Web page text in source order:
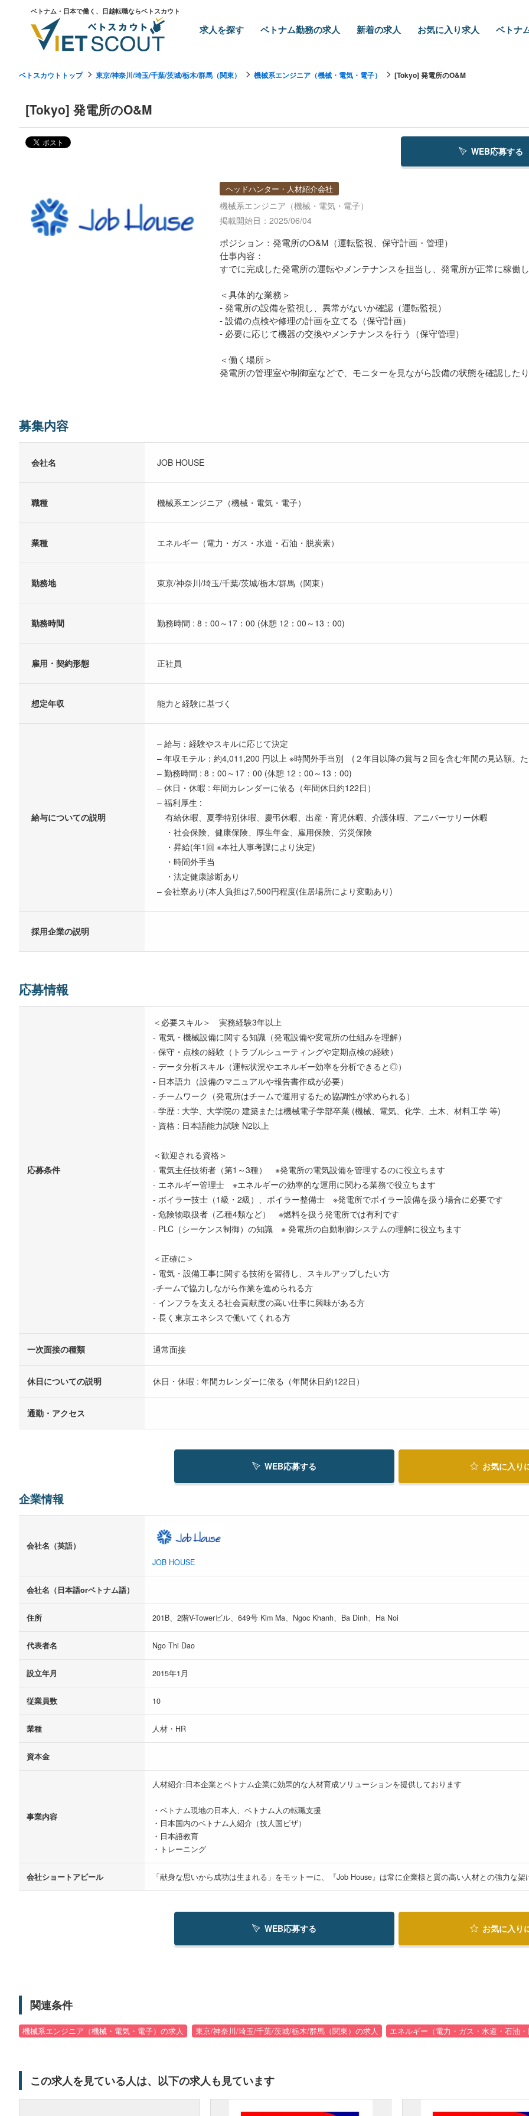
ベトナム・日本で働く、日越転職ならベトスカウト
求人を探す ベトナム勤務の求人 新着の求人 お気に入り求人 ベトナ
ベトスカウトトップ 東京/神奈川/埼玉/千葉/茨城/栃木/群馬（関東） 機械系エンジニア（機械・電気・電子） [Tokyo] 発電所のO&M
[Tokyo] 発電所のO&M
WEB応募する
ヘッドハンター・人材紹介会社
機械系エンジニア（機械・電気・電子）
掲載開始日：2025/06/04
ポジション：発電所のO&M（運転監視、保守計画・管理）
仕事内容：
すでに完成した発電所の運転やメンテナンスを担当し、発電所が正常に稼働
＜具体的な業務＞
- 発電所の設備を監視し、異常がないか確認（運転監視）
- 設備の点検や修理の計画を立てる（保守計画）
- 必要に応じて機器の交換やメンテナンスを行う（保守管理）
＜働く場所＞
発電所の管理室や制御室などで、モニターを見ながら設備の状態を確認した
募集内容
会社名 JOB HOUSE
職種 機械系エンジニア（機械・電気・電子）
業種 エネルギー（電力・ガス・水道・石油・脱炭素）
勤務地 東京/神奈川/埼玉/千葉/茨城/栃木/群馬（関東）
勤務時間 勤務時間 : 8：00～17：00 (休憩 12：00～13：00)
雇用・契約形態 正社員
想定年収 能力と経験に基づく
給与についての説明
– 給与：経験やスキルに応じて決定
– 年収モテル：約4,011,200 円以上 ※時間外手当別 (２年目以降の賞与２回を含む年間の見込額。
– 勤務時間 : 8：00～17：00 (休憩 12：00～13：00)
– 休日・休暇 : 年間カレンダーに依る（年間休日約122日）
– 福利厚生 :
有給休暇、夏季特別休暇、慶弔休暇、出産・育児休暇、介護休暇、アニバーサリー休暇
・社会保険、健康保険、厚生年金、雇用保険、労災保険
・昇給(年1回 ※本社人事考課により決定)
・時間外手当
・法定健康診断あり
– 会社寮あり(本人負担は7,500円程度(住居場所により変動あり)
採用企業の説明
応募情報
応募条件
＜必要スキル＞ 実務経験3年以上
- 電気・機械設備に関する知識（発電設備や変電所の仕組みを理解）
- 保守・点検の経験（トラブルシューティングや定期点検の経験）
- データ分析スキル（運転状況やエネルギー効率を分析できると◎）
- 日本語力（設備のマニュアルや報告書作成が必要）
- チームワーク（発電所はチームで運用するため協調性が求められる）
- 学歴 : 大学、大学院の 建築または機械電子学部卒業 (機械、電気、化学、土木、材料工学 等)
- 資格 : 日本語能力試験 N2以上
＜歓迎される資格＞
- 電気主任技術者（第1～3種） ※発電所の電気設備を管理するのに役立ちます
- エネルギー管理士 ※エネルギーの効率的な運用に関わる業務で役立ちます
- ボイラー技士（1級・2級）、ボイラー整備士 ※発電所でボイラー設備を扱う場合に必要です
- 危険物取扱者（乙種4類など） ※燃料を扱う発電所では有利です
- PLC（シーケンス制御）の知識 ※ 発電所の自動制御システムの理解に役立ちます
＜正確に＞
- 電気・設備工事に関する技術を習得し、スキルアップしたい方
-チームで協力しながら作業を進められる方
- インフラを支える社会貢献度の高い仕事に興味がある方
- 長く東京エネシスで働いてくれる方
一次面接の種類 通常面接
休日についての説明 休日・休暇 : 年間カレンダーに依る（年間休日約122日）
通勤・アクセス
WEB応募する お気に入り
企業情報
会社名（英語）
JOB HOUSE
会社名（日本語orベトナム語）
住所 201B、2階V-Towerビル、649号 Kim Ma、Ngoc Khanh、Ba Dinh、Ha Noi
代表者名 Ngo Thi Dao
設立年月 2015年1月
従業員数 10
業種 人材・HR
資本金
事業内容
人材紹介:日本企業とベトナム企業に効果的な人材育成ソリューションを提供しております
・ベトナム現地の日本人、ベトナム人の転職支援
・日本国内のベトナム人紹介（技人国ビザ）
・日本語教育
・トレーニング
会社ショートアピール 「献身な思いから成功は生まれる」をモットーに、『Job House』は常に企業様と質の高い人材との強力な
WEB応募する お気に入り
関連条件
機械系エンジニア（機械・電気・電子）の求人 東京/神奈川/埼玉/千葉/茨城/栃木/群馬（関東）の求人 エネルギー（電力・ガス・水道・石油
この求人を見ている人は、以下の求人も見ています